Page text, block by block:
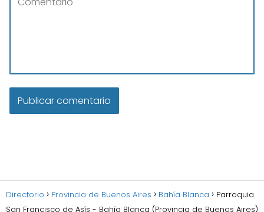
Directorio Provincia de Buenos Aires Bahía Blanca
Parroquia
San Francisco de Asís - Bahía Blanca (Provincia de Buenos Aires)